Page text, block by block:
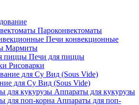
Пароконвектоматы
Печи конвекционные
Мармиты
Печи для пиццы
Рисоварки
для Су Вид (Sous Vide)
Аппараты для кукурузы
Аппараты для поп-